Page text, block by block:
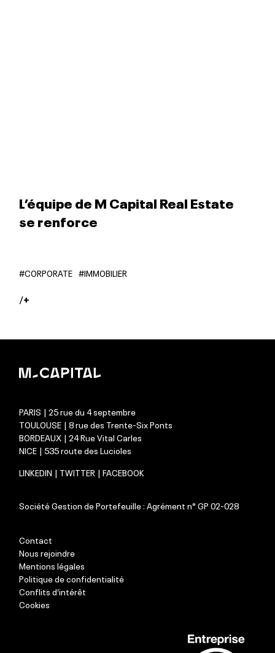
L’équipe de M Capital Real Estate
se renforce
#CORPORATE #IMMOBILIER
/+
PARIS | 25 rue du 4 septembre
TOULOUSE | 8 rue des Trente-Six Ponts
BORDEAUX | 24 Rue Vital Carles
NICE | 535 route des Lucioles
LINKEDIN | TWITTER |FACEBOOK
Société Gestion de Portefeuille : Agrément n° GP 02-028
Contact
Nous rejoindre
Mentions légales
Politique de confidentialité
Conflits d’intérêt
Cookies